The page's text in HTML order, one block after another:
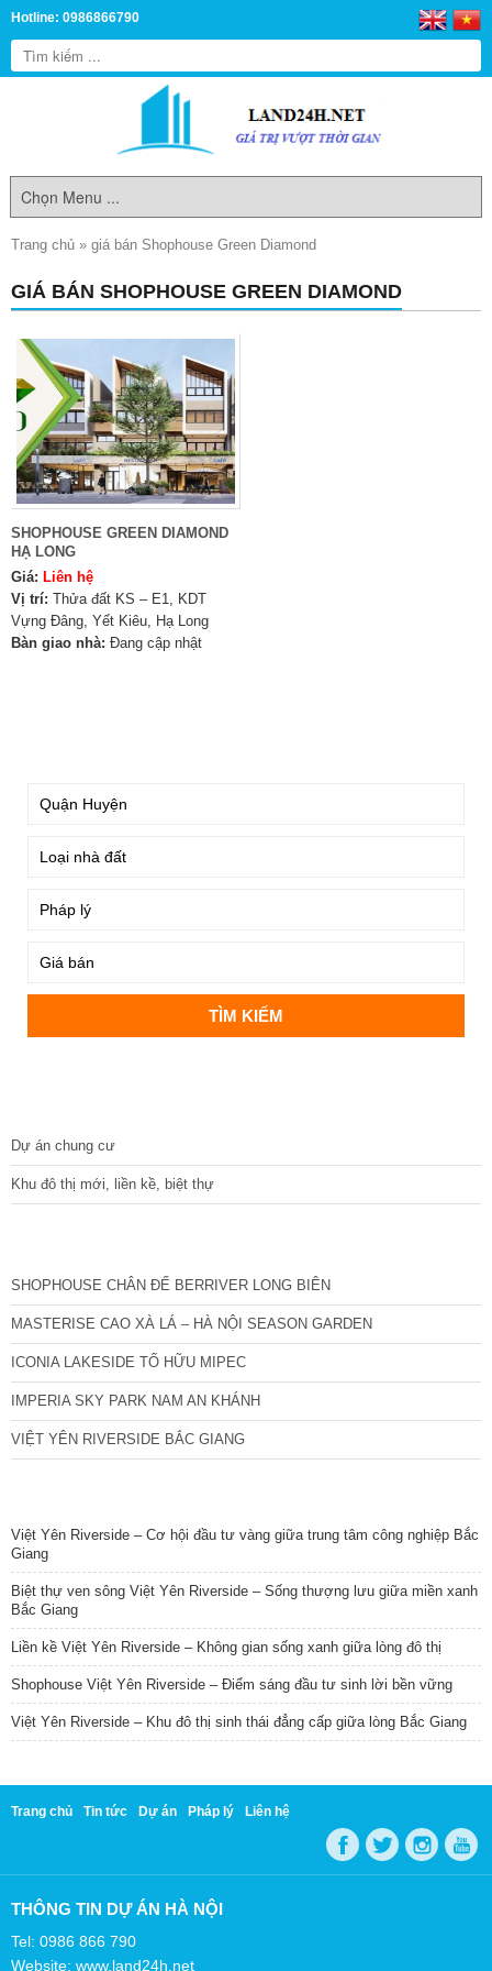
Hotline: 0986866790
Trang chủ » giá bán Shophouse Green Diamond
GIÁ BÁN SHOPHOUSE GREEN DIAMOND
SHOPHOUSE GREEN DIAMOND
HẠ LONG
Giá: Liên hệ
Vị trí: Thửa đất KS – E1, KDT
Vựng Đâng, Yết Kiêu, Hạ Long
Bàn giao nhà: Đang cập nhật
Dự án chung cư
Khu đô thị mới, liền kề, biệt thự
SHOPHOUSE CHÂN ĐẾ BERRIVER LONG BIÊN
MASTERISE CAO XÀ LÁ – HÀ NỘI SEASON GARDEN
ICONIA LAKESIDE TỐ HỮU MIPEC
IMPERIA SKY PARK NAM AN KHÁNH
VIỆT YÊN RIVERSIDE BẮC GIANG
Việt Yên Riverside – Cơ hội đầu tư vàng giữa trung tâm công nghiệp Bắc
Giang
Biệt thự ven sông Việt Yên Riverside – Sống thượng lưu giữa miền xanh
Bắc Giang
Liền kề Việt Yên Riverside – Không gian sống xanh giữa lòng đô thị
Shophouse Việt Yên Riverside – Điểm sáng đầu tư sinh lời bền vững
Việt Yên Riverside – Khu đô thị sinh thái đẳng cấp giữa lòng Bắc Giang
Trang chủ Tin tức Dự án Pháp lý Liên hệ
THÔNG TIN DỰ ÁN HÀ NỘI
Tel: 0986 866 790
Website: www.land24h.net